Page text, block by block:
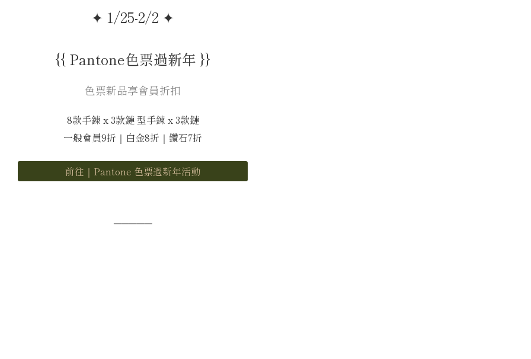
✦ 1/25-2/2 ✦
{{ Pantone色票過新年 }}
色票新品享會員折扣
8款手鍊 x 3款鏈 型手鍊 x 3款鏈
一般會員9折｜白金8折｜鑽石7折
前往｜Pantone 色票過新年活動
─────